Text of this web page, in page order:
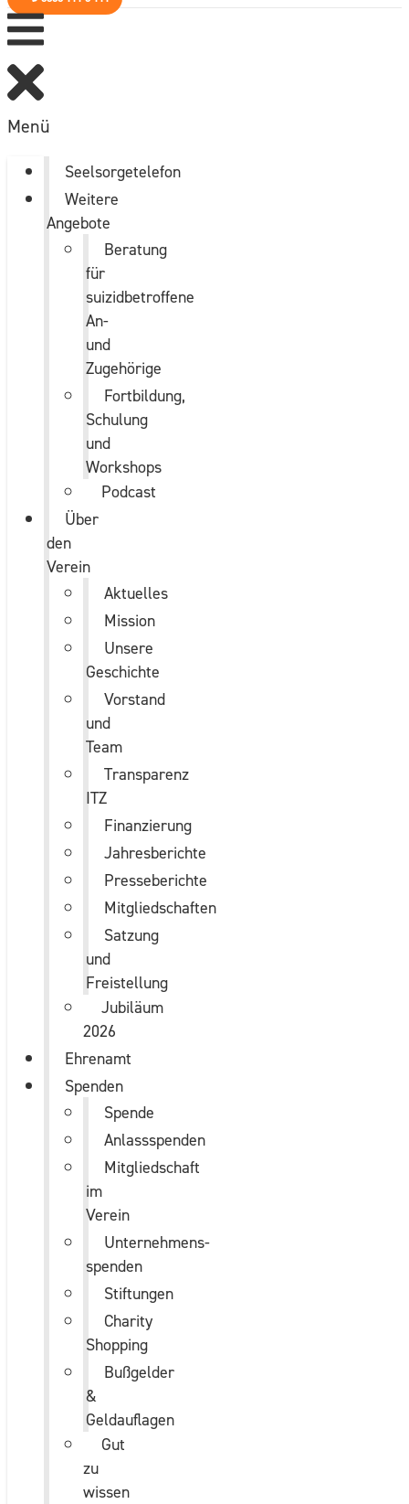
Menü
Seelsorgetelefon
Weitere
Angebote
Beratung
für
suizidbetroffene
An-
und
Zugehörige
Fortbildung,
Schulung
und
Workshops
Podcast
Über
den
Verein
Aktuelles
Mission
Unsere
Geschichte
Vorstand
und
Team
Transparenz
ITZ
Finanzierung
Jahresberichte
Presseberichte
Mitgliedschaften
Satzung
und
Freistellung
Jubiläum
2026
Ehrenamt
Spenden
Spende
Anlassspenden
Mitgliedschaft
im
Verein
Unternehmens­
spenden
Stiftungen
Charity
Shopping
Bußgelder
&
Geldauflagen
Gut
zu
wissen